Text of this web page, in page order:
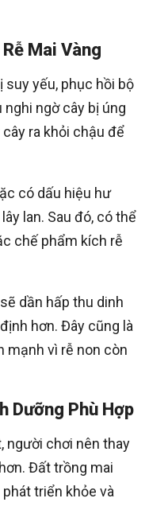
Mai Vàng
suy yếu, phục hồi bộ
ngờ cây bị úng
ra khỏi chậu để
có dấu hiệu hư
lan. Sau đó, có thể
chế phẩm kích rễ
dần hấp thu dinh
hơn. Đây cũng là
mạnh vì rễ non còn
Dưỡng Phù Hợp
người chơi nên thay
Đất trồng mai
triển khỏe và